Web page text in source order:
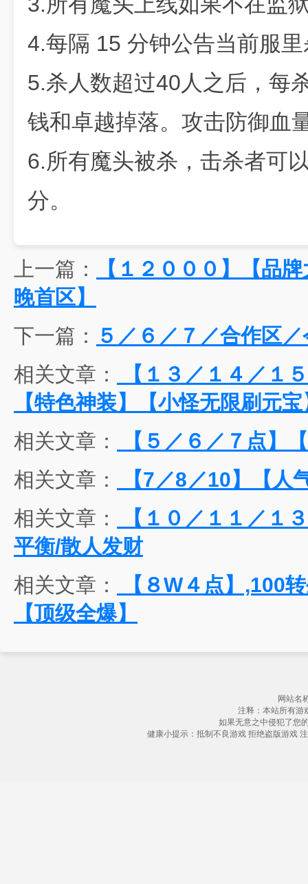
4.每隔 15 分钟公告当前服
5.杀人数超过40人之后，每
钱和卓越掉落。攻击防御血
6.所有魔头被杀，击杀者可
分。
上一篇：
【１２０００】【品
晚首区】
下一篇：
５／６／７／合作区
相关文章：
【１３／１４／１
【特色神装】【小怪无限刷元宝
相关文章：
【５／６／７点】
相关文章：
【7／8／10】【人
相关文章：
【１０／１１／１
平衡/散人发财
相关文章：
【８W４点】,100
【顶级全爆】
网站名
注释：本站所有游
如果无意之中侵犯了您
健康小提示：抵制不良游戏 拒绝盗版游戏